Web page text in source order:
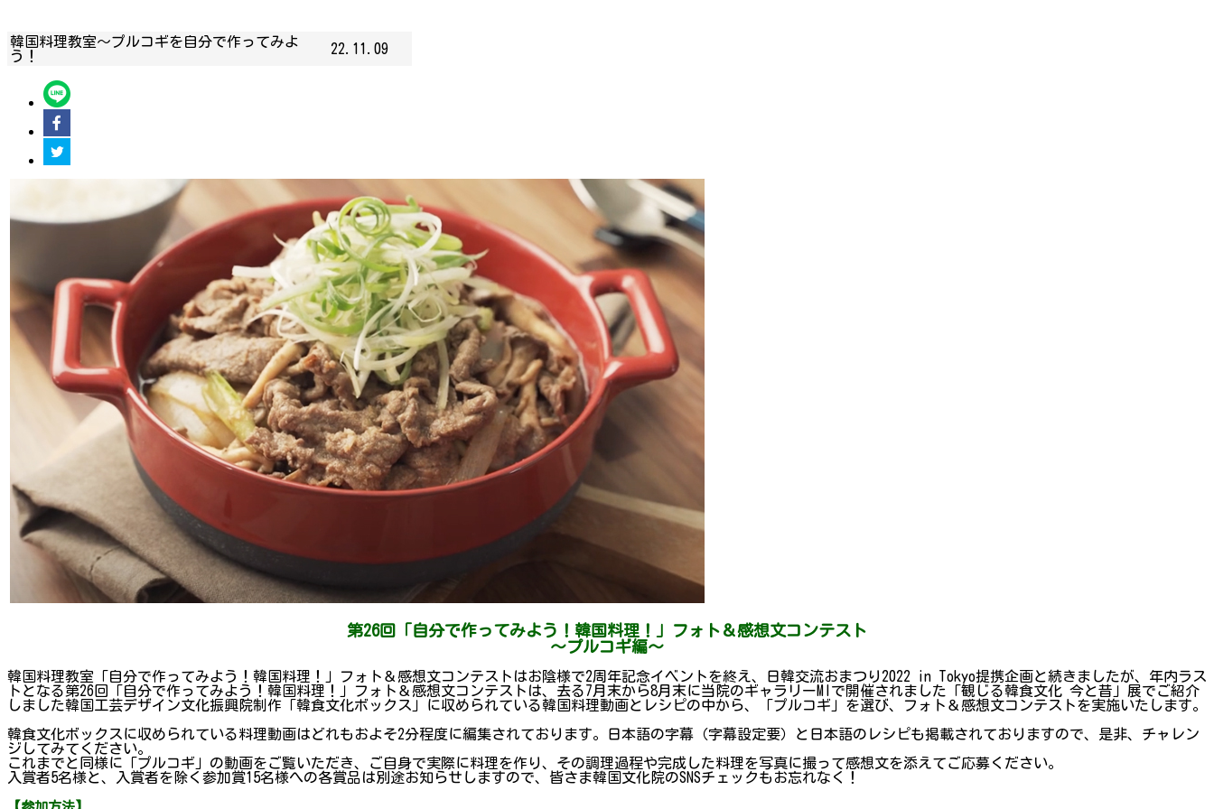
韓国料理教室〜プルコギを自分で作ってみよ
う！
22.11.09
第26回「自分で作ってみよう！韓国料理！」フォト＆感想文コンテスト
～プルコギ編～
韓国料理教室「自分で作ってみよう！韓国料理！」フォト＆感想文コンテストはお陰様で2周年記念イベントを終え、日韓交流おまつり2022 in Tokyo提携企画と続きましたが、年内ラス
トとなる第26回「自分で作ってみよう！韓国料理！」フォト＆感想文コンテストは、去る7月末から8月末に当院のギャラリーMIで開催されました「観じる韓食文化 今と昔」展でご紹介
しました韓国工芸デザイン文化振興院制作「韓食文化ボックス」に収められている韓国料理動画とレシピの中から、「プルコギ」を選び、フォト＆感想文コンテストを実施いたします。
韓食文化ボックスに収められている料理動画はどれもおよそ2分程度に編集されております。日本語の字幕（字幕設定要）と日本語のレシピも掲載されておりますので、是非、チャレン
ジしてみてください。
これまでと同様に「プルコギ」の動画をご覧いただき、ご自身で実際に料理を作り、その調理過程や完成した料理を写真に撮って感想文を添えてご応募ください。
入賞者5名様と、入賞者を除く参加賞15名様への各賞品は別途お知らせしますので、皆さま韓国文化院のSNSチェックもお忘れなく！